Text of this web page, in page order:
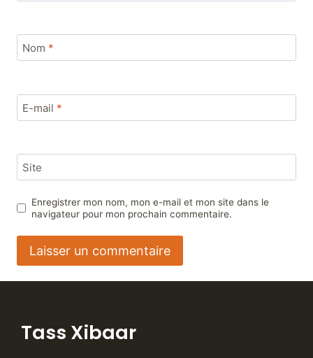
Nom *
E-mail *
Site
Enregistrer mon nom, mon e-mail et mon site dans le
navigateur pour mon prochain commentaire.
Tass Xibaar